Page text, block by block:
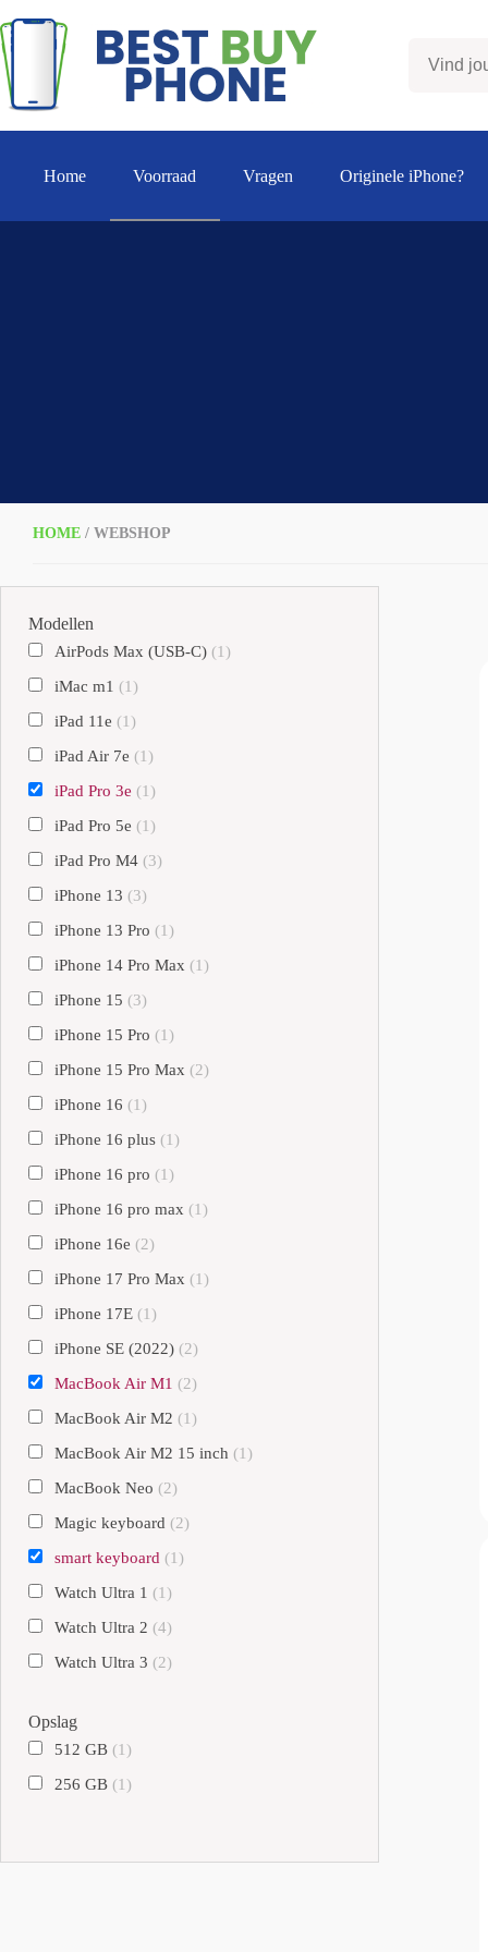
naar
de
inhoud
Home Voorraad Vragen Originele iPhone?
HOME / WEBSHOP
Modellen
AirPods Max (USB-C) (1)
iMac m1 (1)
iPad 11e (1)
iPad Air 7e (1)
iPad Pro 3e (1)
iPad Pro 5e (1)
iPad Pro M4 (3)
iPhone 13 (3)
iPhone 13 Pro (1)
iPhone 14 Pro Max (1)
iPhone 15 (3)
iPhone 15 Pro (1)
iPhone 15 Pro Max (2)
iPhone 16 (1)
iPhone 16 plus (1)
iPhone 16 pro (1)
iPhone 16 pro max (1)
iPhone 16e (2)
iPhone 17 Pro Max (1)
iPhone 17E (1)
iPhone SE (2022) (2)
MacBook Air M1 (2)
MacBook Air M2 (1)
MacBook Air M2 15 inch (1)
MacBook Neo (2)
Magic keyboard (2)
smart keyboard (1)
Watch Ultra 1 (1)
Watch Ultra 2 (4)
Watch Ultra 3 (2)
Opslag
512 GB (1)
256 GB (1)